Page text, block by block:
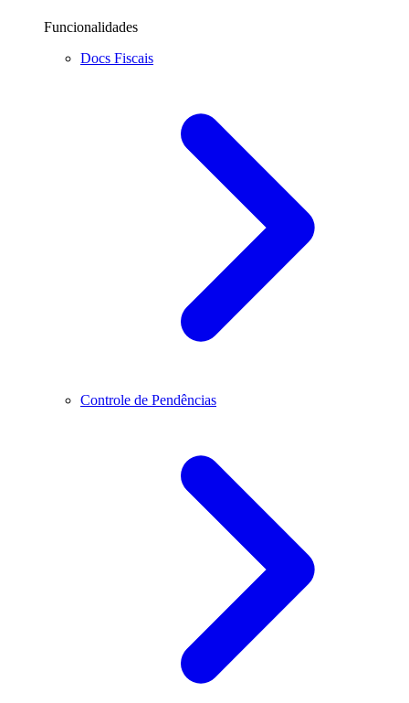
Funcionalidades
Docs Fiscais
Controle de Pendências